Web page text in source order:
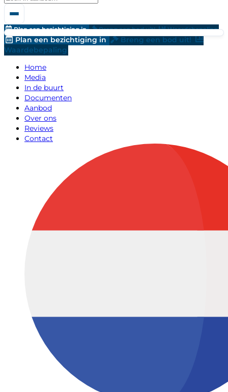
Plan een bezichtiging in Breng een bod uit! Waardebepaling
Plan een bezichtiging in
Breng een bod uit!
Waardebepaling
Home
Media
In de buurt
Documenten
Aanbod
Over ons
Reviews
Contact